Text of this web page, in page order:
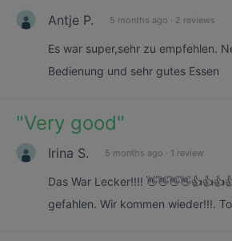
Antje P. 5 months ago · 2 reviews
Es war super,sehr zu empfehlen.
Bedienung und sehr gutes Essen
"Very good"
Irina S. 5 months ago · 1 review
Das War Lecker!!!!
gefahlen. Wir kommen wieder!!!.